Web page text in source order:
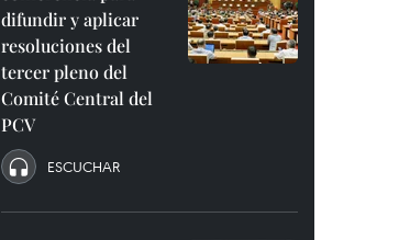
difundir y aplicar
resoluciones del
tercer pleno del
Comité Central del
PCV
ESCUCHAR